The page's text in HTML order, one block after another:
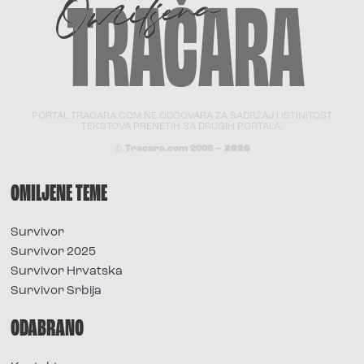
PORTAL TRACARA.COM NE ODGOVARA ZA SADRŽAJ I ISTINITOST
TEKSTOVA PRENETIH SA DRUGIH PORTALA.
© Tracara.com 2008 – 2026
OMILJENE TEME
Survivor
Survivor 2025
Survivor Hrvatska
Survivor Srbija
ODABRANO